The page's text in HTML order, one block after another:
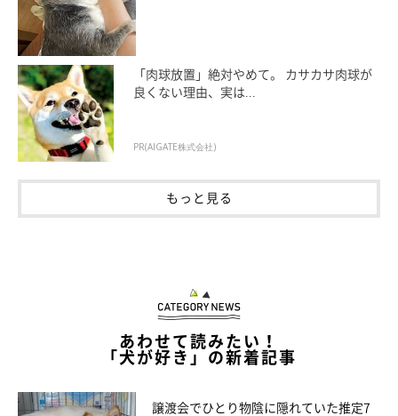
「肉球放置」絶対やめて。 カサカサ肉球が
良くない理由、実は...
PR(AIGATE株式会社)
もっと見る
あわせて読みたい！
「犬が好き」の新着記事
譲渡会でひとり物陰に隠れていた推定7